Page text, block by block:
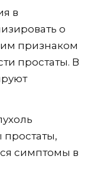
в
о
признаком
простаты. В
простаты,
симптомы в